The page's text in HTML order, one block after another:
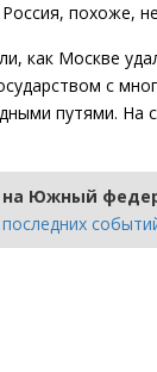
похоже,
как Москве
с
путями. На
Южный